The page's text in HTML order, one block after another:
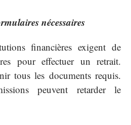
nécessaires
financières exigent de
pour effectuer un retrait.
tous les documents requis.
peuvent retarder le